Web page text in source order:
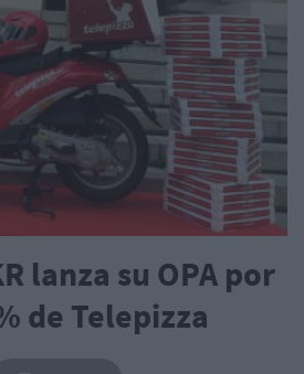
lanza su OPA por
de Telepizza